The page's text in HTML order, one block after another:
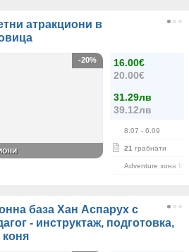
атракциони в
16.00€
20.00€
31.29лв
39.12лв
8.07 - 6.09
21 грабнати
Adventure зона
-20%
база Хан Аспарух с
- инструктаж, подготовка,
коня